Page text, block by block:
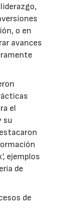
o en
avances
el
su
ejemplos
de
de